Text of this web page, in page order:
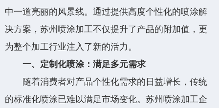
中一道亮丽的风景线。通过提供高度个性化的喷涂解
决方案，苏州喷涂加工不仅提升了产品的附加值，更
为整个加工行业注入了新的活力。
一、定制化喷涂：满足多元需求
随着消费者对产品个性化需求的日益增长，传统
的标准化喷涂已难以满足市场变化。苏州喷涂加工企